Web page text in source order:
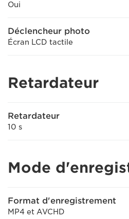
Oui
Déclencheur photo
Écran LCD tactile
Retardateur
Retardateur
10 s
Mode
Format d'enregistrement
MP4 et AVCHD